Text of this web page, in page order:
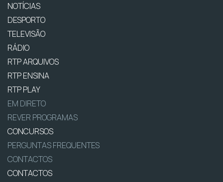
NOTÍCIAS
DESPORTO
TELEVISÃO
RÁDIO
RTP ARQUIVOS
RTP ENSINA
RTP PLAY
EM DIRETO
REVER PROGRAMAS
CONCURSOS
PERGUNTAS FREQUENTES
CONTACTOS
CONTACTOS